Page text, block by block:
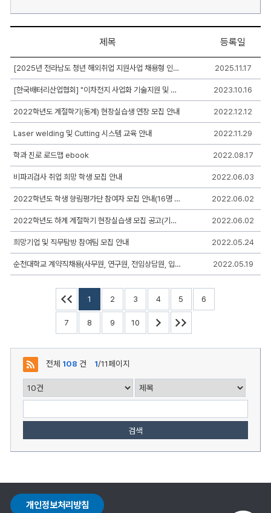
업
정
보
게
시
판
리
트
번
호,
제
목,
작
성
록
일,
조
회,
제목 등록일
[2025년 전라남도 청년 해외취업 지원사업 채용형 인턴(미국) 과정 참여자 추가모집] 2025.11.17
[한국배터리산업협회] "이차전지 사업화 기술지원 및 전문인력양성사업" 멘토링 행사 안내 2023.10.16
2022학년도 계절학기(동계) 현장실습생 연장 모집 안내 2022.12.12
Laser welding 및 Cutting 시스템 교육 안내 2022.11.29
학과 진로 로드맵 ebook 2022.08.17
비파괴검사 취업 희망 학생 모집 안내 2022.06.03
2022학년도 학생 향림평가단 참여자 모집 안내(16명 모집) 2022.06.02
2022학년도 하계 계절학기 현장실습생 모집 공고(기관추가 6.3) 2022.06.02
희망기업 및 직무탐방 참여팀 모집 안내 2022.05.24
순천대학교 계약직채용(사무원, 연구원, 전임상담원, 입학사정관)시험 공고 2022.05.19
1 2 3 4 5 6
7 8 9 10
전체 108 건 1/11페이지
검색
개인정보처리방침